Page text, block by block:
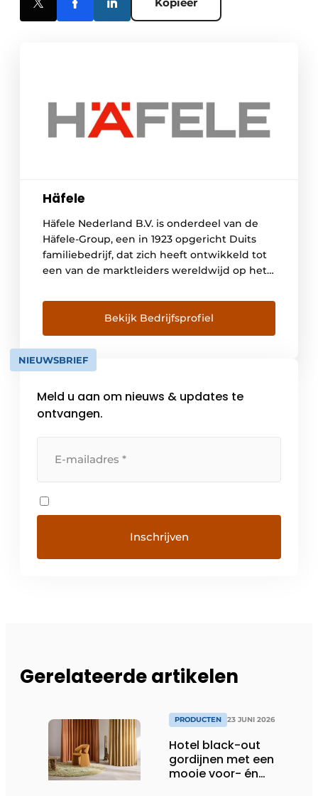
Häfele
Häfele Nederland B.V. is onderdeel van de
Häfele-Group, een in 1923 opgericht Duits
familiebedrijf, dat zich heeft ontwikkeld tot
een van de marktleiders wereldwijd op het
Wereldwijd staan we voor je klaar met meer
dan 8.100 medewerkers in meer dan 150
landen en 38 dochterondernemingen.
Häfele Nederland B.V., gevestigd in […]
Bekijk Bedrijfsprofiel
NIEUWSBRIEF
Meld u aan om nieuws & updates te
ontvangen.
Gerelateerde artikelen
PRODUCTEN 23 JUNI 2026
Hotel black-out
gordijnen met een
mooie voor- én